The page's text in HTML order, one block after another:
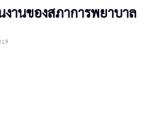
งานของสภาการพยาบาล